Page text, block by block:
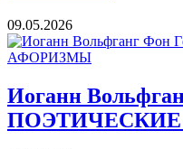
09.05.2026
Иоганн